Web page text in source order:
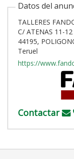
Datos del
TALLERES
C/ ATENAS 11-12
44195,
Teruel
https://
Contactar